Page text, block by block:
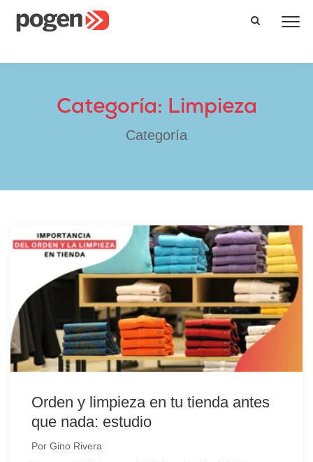
Categoría: Limpieza
Categoría
Orden y limpieza en tu tienda antes
que nada: estudio
Por Gino Rivera